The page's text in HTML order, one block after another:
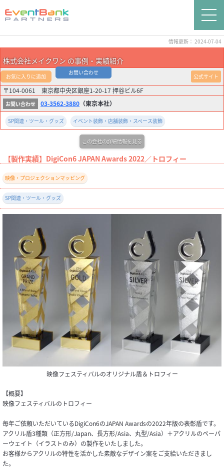
情報更新： 2024-07-04
株式会社メイクワン の事例・実績紹介
お気に入りに追加
〒104-0061 東京都中央区銀座1-20-17 押谷ビル6F
03-3562-3880 （東京本社）
公式サイト
お問い合わせ
SP関連・ツール・グッズ イベント装飾・店舗装飾・スペース装飾
この会社の詳細情報を見る
【製作実績】DigiCon6 JAPAN Awards 2022／トロフィー
映像・プロジェクションマッピング
SP関連・ツール・グッズ
映像フェスティバルのオリジナル盾＆トロフィー
【概要】
映像フェスティバルのトロフィー
毎年ご依頼いただいているDigiCon6のJAPAN Awardsの2022年版の表彰盾です。
アクリル盾3種類（正方形/Japan、長方形/Asia、丸型/Asia）＋アクリルのペーパ
ーウェイト（イラストのみ）の製作をいたしました。
お客様からアクリルの特性を活かした素敵なデザイン案をご支給いただきまし
た。